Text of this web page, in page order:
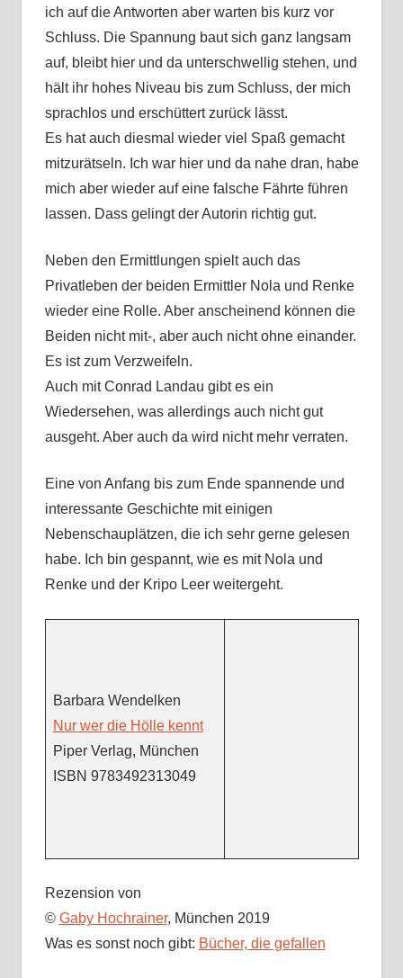
ich auf die Antworten aber warten bis kurz vor
Schluss. Die Spannung baut sich ganz langsam
auf, bleibt hier und da unterschwellig stehen, und
hält ihr hohes Niveau bis zum Schluss, der mich
sprachlos und erschüttert zurück lässt.
Es hat auch diesmal wieder viel Spaß gemacht
mitzurätseln. Ich war hier und da nahe dran, habe
mich aber wieder auf eine falsche Fährte führen
lassen. Dass gelingt der Autorin richtig gut.
Neben den Ermittlungen spielt auch das
Privatleben der beiden Ermittler Nola und Renke
wieder eine Rolle. Aber anscheinend können die
Beiden nicht mit-, aber auch nicht ohne einander.
Es ist zum Verzweifeln.
Auch mit Conrad Landau gibt es ein
Wiedersehen, was allerdings auch nicht gut
ausgeht. Aber auch da wird nicht mehr verraten.
Eine von Anfang bis zum Ende spannende und
interessante Geschichte mit einigen
Nebenschauplätzen, die ich sehr gerne gelesen
habe. Ich bin gespannt, wie es mit Nola und
Renke und der Kripo Leer weitergeht.
Barbara Wendelken
Nur wer die Hölle kennt
Piper Verlag, München
ISBN 9783492313049
Rezension von
© Gaby Hochrainer, München 2019
Was es sonst noch gibt: Bücher, die gefallen